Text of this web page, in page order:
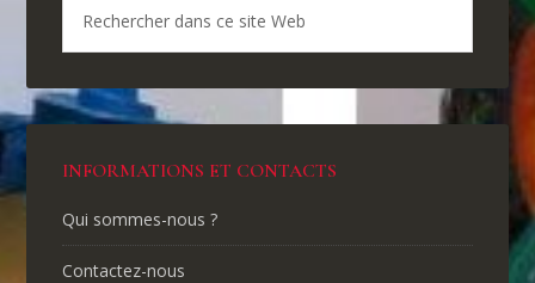
INFORMATIONS ET CONTACTS
Qui sommes-nous ?
Contactez-nous